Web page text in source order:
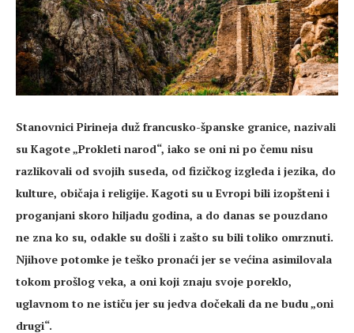
Stanovnici Pirineja duž francusko-španske granice, nazivali
su Kagote „Prokleti narod“, iako se oni ni po čemu nisu
razlikovali od svojih suseda, od fizičkog izgleda i jezika, do
kulture, običaja i religije. Kagoti su u Evropi bili izopšteni i
proganjani skoro hiljadu godina, a do danas se pouzdano
ne zna ko su, odakle su došli i zašto su bili toliko omrznuti.
Njihove potomke je teško pronaći jer se većina asimilovala
tokom prošlog veka, a oni koji znaju svoje poreklo,
uglavnom to ne ističu jer su jedva dočekali da ne budu „oni
drugi“.